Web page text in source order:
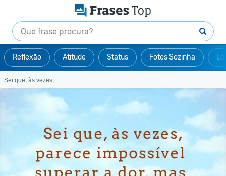
Reflexão Atitude Status Fotos Sozinha
Sei que, às vezes,...